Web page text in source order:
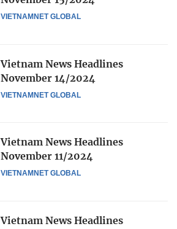
VIETNAMNET GLOBAL
VIETNAMNET GLOBAL
Vietnam News Headlines
November 14/2024
VIETNAMNET GLOBAL
Vietnam News Headlines
November 11/2024
Vietnam News Headlines